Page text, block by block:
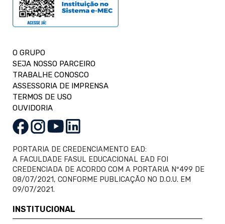
O GRUPO
SEJA NOSSO PARCEIRO
TRABALHE CONOSCO
ASSESSORIA DE IMPRENSA
TERMOS DE USO
OUVIDORIA
PORTARIA DE CREDENCIAMENTO EAD:
A FACULDADE FASUL EDUCACIONAL EAD FOI
CREDENCIADA DE ACORDO COM A PORTARIA Nº499 DE
08/07/2021, CONFORME PUBLICAÇÃO NO D.O.U. EM
09/07/2021.
INSTITUCIONAL